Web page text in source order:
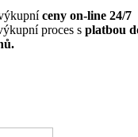
ceny on-line 24/7
proces s platbou